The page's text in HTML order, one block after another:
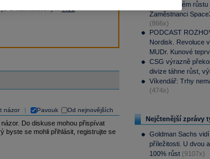
akalkulátory...více
názor Pavouk Od nejnovějších
Do diskuse mohou přispívat
byste se mohli přihlásit, registrujte se
Po raketovém
Zaměstnanci
(866x)
PODCAST
Nordisk. Revoluce
MUDr. Kunové
CSG výrazně
divize táhne růst,
Víkendář: Trhy
(474x)
Nejčtenější zprávy
Goldman Sachs
příležitosti. U dvou
100% růst (9107x)